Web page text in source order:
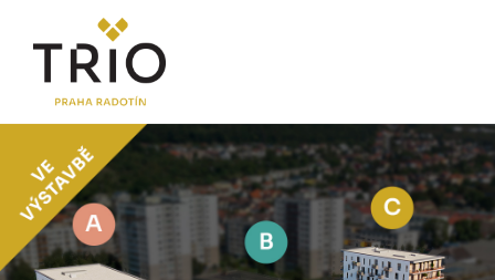
O PROJEKTU
Proč TRIO Radotín
FAQ sekce